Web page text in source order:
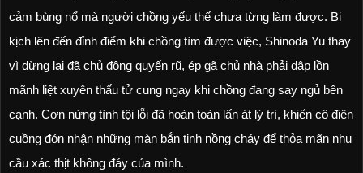
cảm bùng nổ mà người chồng yếu thế chưa từng làm được. Bi
kịch lên đến đỉnh điểm khi chồng tìm được việc, Shinoda Yu thay
vì dừng lại đã chủ động quyến rũ, ép gã chủ nhà phải dập lồn
mãnh liệt xuyên thấu tử cung ngay khi chồng đang say ngủ bên
cạnh. Cơn nứng tình tội lỗi đã hoàn toàn lấn át lý trí, khiến cô điên
cuồng đón nhận những màn bắn tinh nồng cháy để thỏa mãn nhu
cầu xác thịt không đáy của mình.